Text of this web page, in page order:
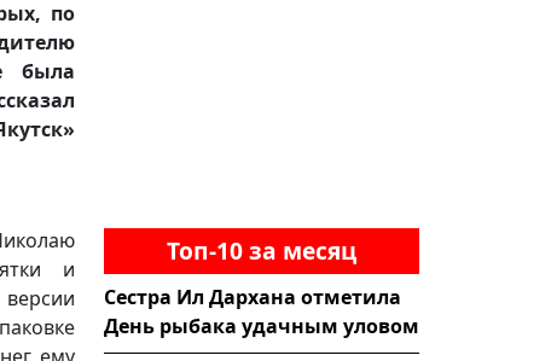
по
была
и
ему
Топ-10 за месяц
Сестра Ил Дархана отметила
День рыбака удачным уловом